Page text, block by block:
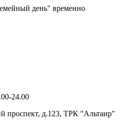
день" временно
24.00
проспект, д.123, ТРК "Альтаир"